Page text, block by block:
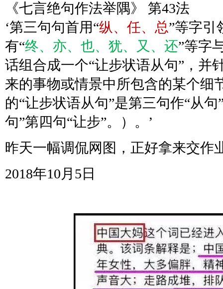
《七言绝句作法举隅》 第43法
‘第三句句首用“纵、任、总”等字引
有“终、亦、也、犹、又、还”等字
话组合成一个“让步状语从句”，并
来的事物或情景中所包含的某个细
的“让步状语从句”是第三句作“从句
句”第四句“让步”。）。 ’
昨天一幅调侃网图，正好拿来交作
2018年10月5日